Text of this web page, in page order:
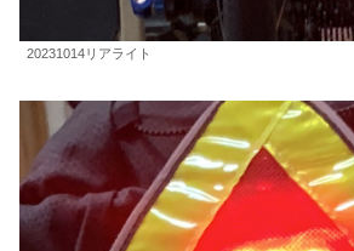
20231014リアライト